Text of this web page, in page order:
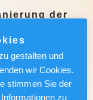
der
und
dem
Euro in mehr
In Neubeckum
gestalten und
wir Cookies.
stimmen Sie der
zu